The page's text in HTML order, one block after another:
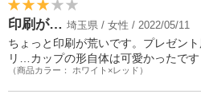
印刷が… 埼玉県 / 女性 / 2022/05/11
ちょっと印刷が荒いです。プレゼン
リ…カップの形自体は可愛かったです
（商品カラー： ホワイト×レッド）